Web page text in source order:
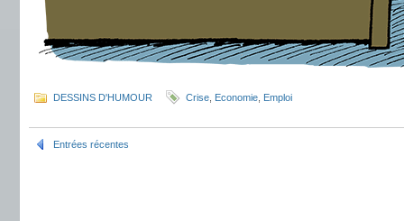
DESSINS D'HUMOUR Crise Economie Emploi
Entrées récentes